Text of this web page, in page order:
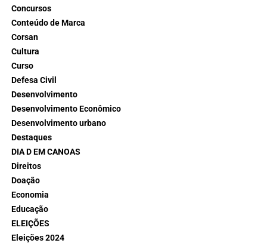
Concursos
Conteúdo de Marca
Corsan
Cultura
Curso
Defesa Civil
Desenvolvimento
Desenvolvimento Econômico
Desenvolvimento urbano
Destaques
DIA D EM CANOAS
Direitos
Doação
Economia
Educação
ELEIÇÕES
Eleições 2024